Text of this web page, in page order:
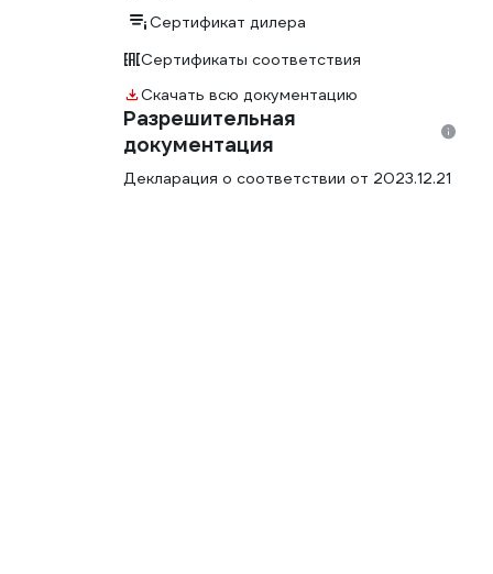
Сертификат дилера
Сертификаты соответствия
Скачать всю документацию
Разрешительная
документация
Декларация о соответствии от 2023.12.21